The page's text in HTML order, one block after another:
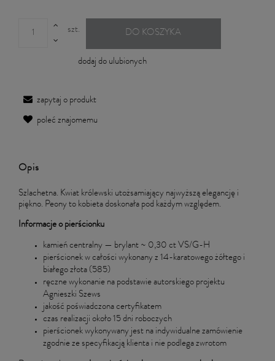
szt. DO KOSZYKA
dodaj do ulubionych
zapytaj o produkt
poleć znajomemu
Opis
Szlachetna. Kwiat królewski utożsamiający najwyższą elegancję i
piękno. Peony to kobieta doskonała pod każdym względem.
Informacje o pierścionku
kamień centralny — brylant ~ 0,30 ct VS/G-H
pierścionek w całości wykonany z 14-karatowego żółtego i
białego złota (585)
ręczne wykonanie na podstawie autorskiego projektu
Agnieszki Szews
jakość poświadczona certyfikatem
czas realizacji około 15 dni roboczych
pierścionek wykonywany jest na indywidualne zamówienie
zgodnie ze specyfikacją klienta i nie podlega zwrotom